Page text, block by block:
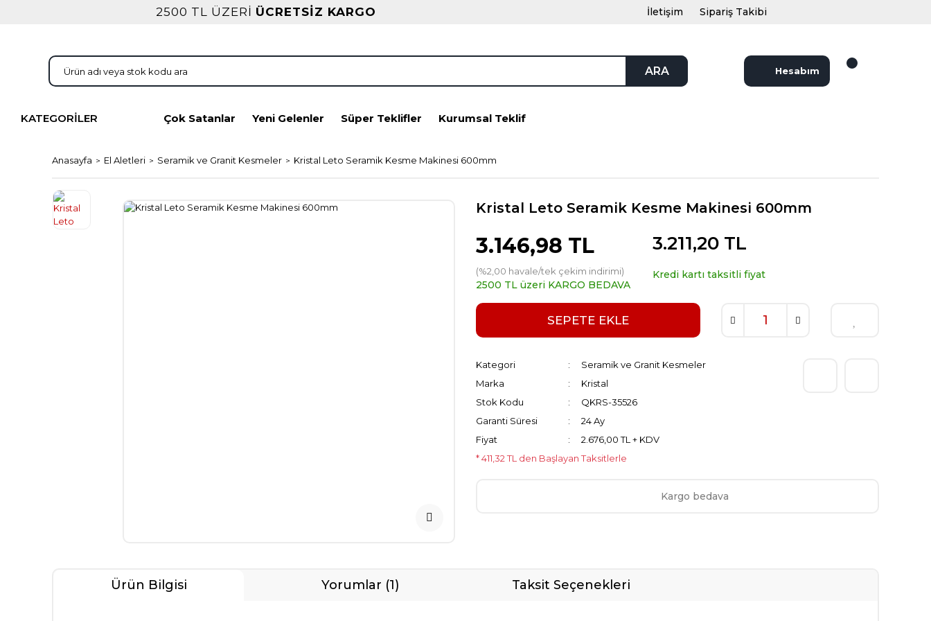
2500 TL ÜZERİ ÜCRETSİZ KARGO İletişim Sipariş Takibi
ARA Hesabım
KATEGORİLER Çok Satanlar Yeni Gelenler Süper Teklifler Kurumsal Teklif
Anasayfa El Aletleri Seramik ve Granit Kesmeler Kristal Leto Seramik Kesme Makinesi 600mm
Kristal Leto Seramik Kesme Makinesi 600mm
3.146,98 TL
(%2,00 havale/tek çekim indirimi)
2500 TL üzeri KARGO BEDAVA
3.211,20 TL
Kredi kartı taksitli fiyat
SEPETE EKLE
Kategori
Seramik ve Granit Kesmeler
Marka
Kristal
Stok Kodu
QKRS-35526
Garanti Süresi
24 Ay
Fiyat
2.676,00 TL + KDV
* 411,32 TL den Başlayan Taksitlerle
Kargo bedava
Ürün Bilgisi Yorumlar (1) Taksit Seçenekleri